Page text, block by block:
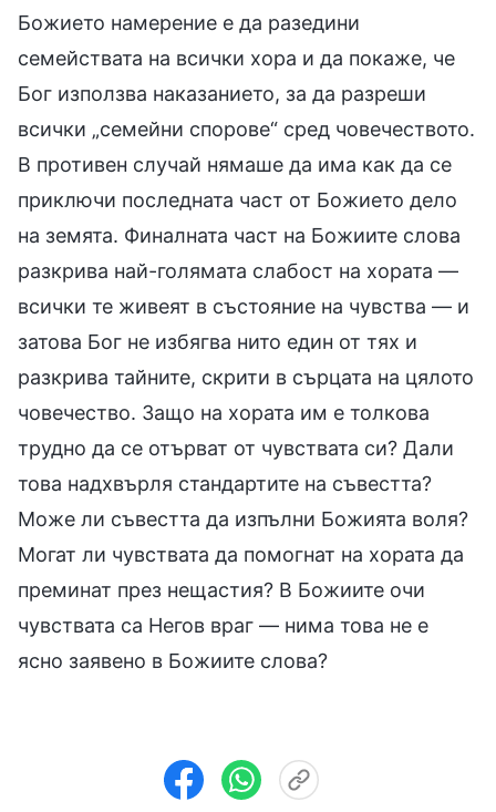
Божието намерение е да разедини
семействата на всички хора и да покаже, че
Бог използва наказанието, за да разреши
всички „семейни спорове“ сред човечеството.
В противен случай нямаше да има как да се
приключи последната част от Божието дело
на земята. Финалната част на Божиите слова
разкрива най-голямата слабост на хората —
всички те живеят в състояние на чувства — и
затова Бог не избягва нито един от тях и
разкрива тайните, скрити в сърцата на цялото
човечество. Защо на хората им е толкова
трудно да се отърват от чувствата си? Дали
това надхвърля стандартите на съвестта?
Може ли съвестта да изпълни Божията воля?
Могат ли чувствата да помогнат на хората да
преминат през нещастия? В Божиите очи
чувствата са Негов враг — нима това не е
ясно заявено в Божиите слова?